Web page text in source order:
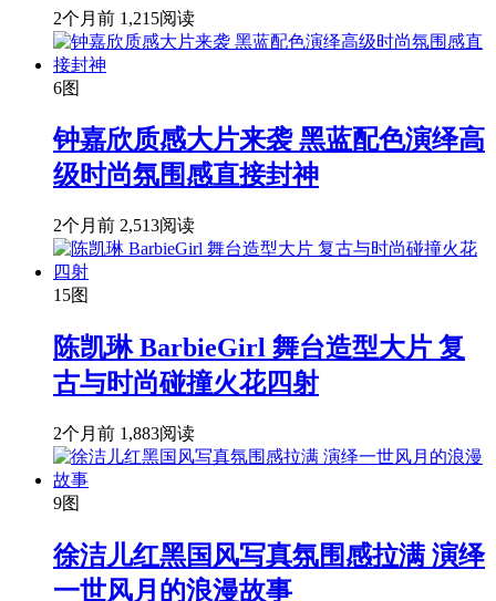
2个月前 1,215阅读
6图
钟嘉欣质感大片来袭 黑蓝配色演绎高
级时尚氛围感直接封神
2个月前 2,513阅读
15图
陈凯琳 BarbieGirl 舞台造型大片 复
古与时尚碰撞火花四射
2个月前 1,883阅读
9图
徐洁儿红黑国风写真氛围感拉满 演绎
一世风月的浪漫故事